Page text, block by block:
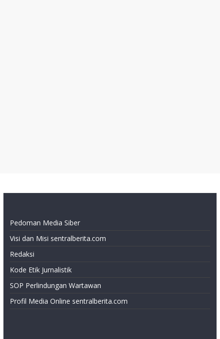
Pedoman Media Siber
Visi dan Misi sentralberita.com
Redaksi
Kode Etik Jurnalistik
SOP Perlindungan Wartawan
Profil Media Online sentralberita.com